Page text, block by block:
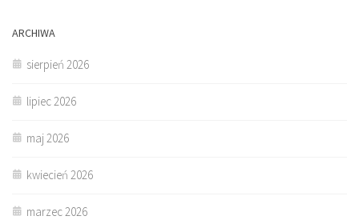
ARCHIWA
sierpień 2026
lipiec 2026
maj 2026
kwiecień 2026
marzec 2026